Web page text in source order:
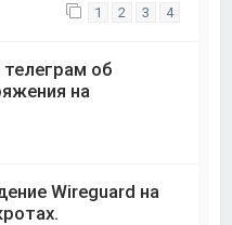
1 2 3 4
об
на
Wireguard на